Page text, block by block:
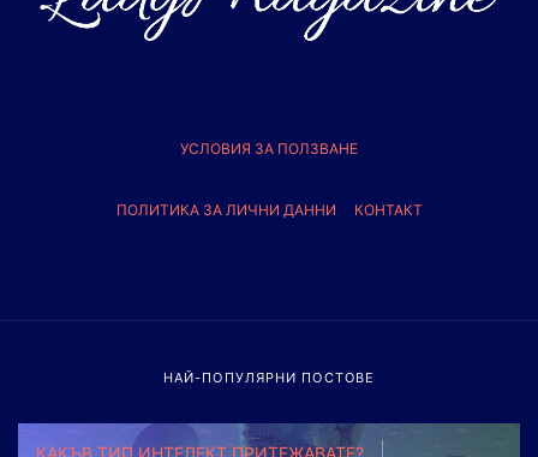
УСЛОВИЯ ЗА ПОЛЗВАНЕ
ПОЛИТИКА ЗА ЛИЧНИ ДАННИ КОНТАКТ
НАЙ-ПОПУЛЯРНИ ПОСТОВЕ
КАКЪВ ТИП ИНТЕЛЕКТ ПРИТЕЖАВАТЕ?